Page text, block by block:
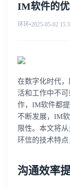
IM软件的
环环•2025-05-02
在数字化时代
活和工作中不
作，IM软件都
不断发展，IM
限性。本文将
环信的技术特点
沟通效率